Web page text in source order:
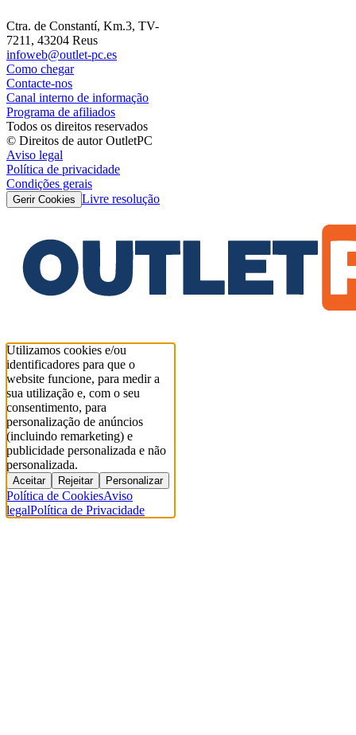
Ctra. de Constantí, Km.3, TV-
7211, 43204 Reus
infoweb@outlet-pc.es
Como chegar
Contacte-nos
Canal interno de informação
Programa de afiliados
Todos os direitos reservados
© Direitos de autor OutletPC
Aviso legal
Política de privacidade
Condições gerais
Gerir Cookies Livre resolução
Utilizamos cookies e/ou
identificadores para que o
website funcione, para medir a
sua utilização e, com o seu
consentimento, para
personalização de anúncios
(incluindo remarketing) e
publicidade personalizada e não
personalizada.
Aceitar Rejeitar Personalizar
Política de CookiesAviso
legalPolítica de Privacidade